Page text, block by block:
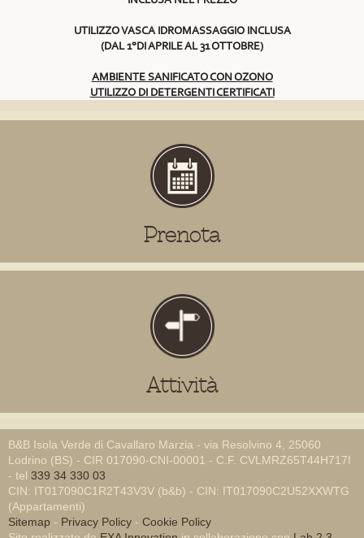
UTILIZZO VASCA IDROMASSAGGIO INCLUSA
(DAL 1°DI APRILE AL 31 OTTOBRE)
AMBIENTE SANIFICATO CON OZONO
UTILIZZO DI DETERGENTI CERTIFICATI
Prenota
Attività
B&B Isola Verde di Cavallaro Marzia - via Resolvino 4, 25060
Lodrino (BS) - CIR 017090-CNI-00001 - C.F. CVLMRZ65T44H717I
- tel 339 34 330 03
CIN: IT017090C1R2T43V3V (b&b) - CIN: IT017090C2U52XXWTG
(Appartamenti)
Sitemap - Privacy Policy - Cookie Policy